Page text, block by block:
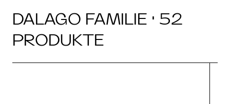
DALAGO FAMILIE · 52
PRODUKTE